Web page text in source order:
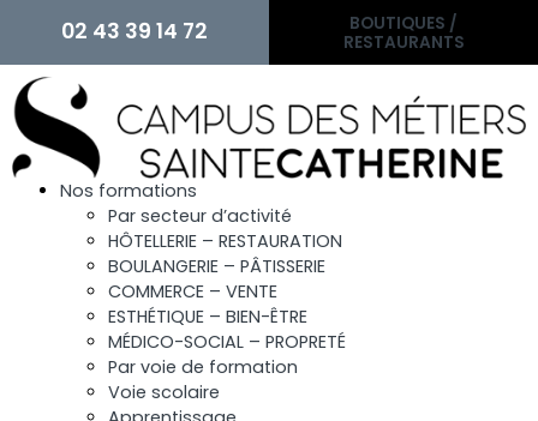
02 43 39 14 72
BOUTIQUES /
RESTAURANTS
Nos formations
Par secteur d’activité
HÔTELLERIE – RESTAURATION
BOULANGERIE – PÂTISSERIE
COMMERCE – VENTE
ESTHÉTIQUE – BIEN-ÊTRE
MÉDICO-SOCIAL – PROPRETÉ
Par voie de formation
Voie scolaire